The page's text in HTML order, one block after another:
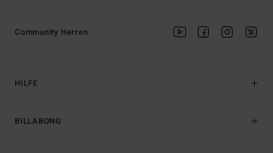
HILFE
BILLABONG
Community Herren